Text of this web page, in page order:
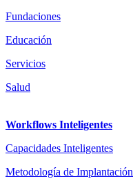
Fundaciones
Educación
Servicios
Salud
Workflows Inteligentes
Capacidades Inteligentes
Metodología de Implantación